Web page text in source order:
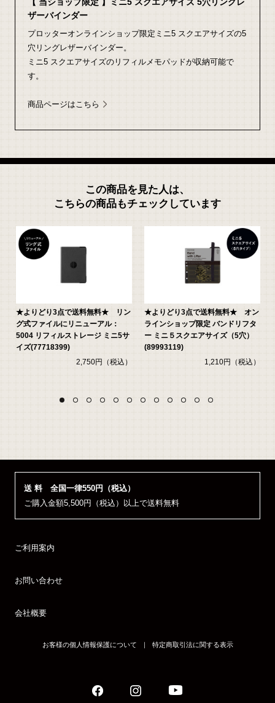
ザーバインダー
プロッターオンラインショップ限定ミニ5 スクエアサイズの5
穴リングレザーバインダー。
ミニ5 スクエアサイズのリフィルメモパッドが収納可能で
す。
商品ページはこちら
この商品を見た人は、
こちらの商品もチェックしています
★よりどり3点で送料無料★ リン
グ式ファイルにリニューアル：
5004 リフィルストレージ ミニ5サ
イズ(77718399)
2,750円（税込）
★よりどり3点で送料無料★ オン
ラインショップ限定 バンドリフタ
ー ミニ５スクエアサイズ（5穴）
(89993119)
1,210円（税込）
送 料 全国一律550円（税込）
ご購入金額5,500円（税込）以上で送料無料
ご利用案内
お問い合わせ
会社概要
お客様の個人情報保護について ｜ 特定商取引法に関する表示